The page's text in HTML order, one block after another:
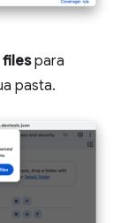
filespara
pasta.